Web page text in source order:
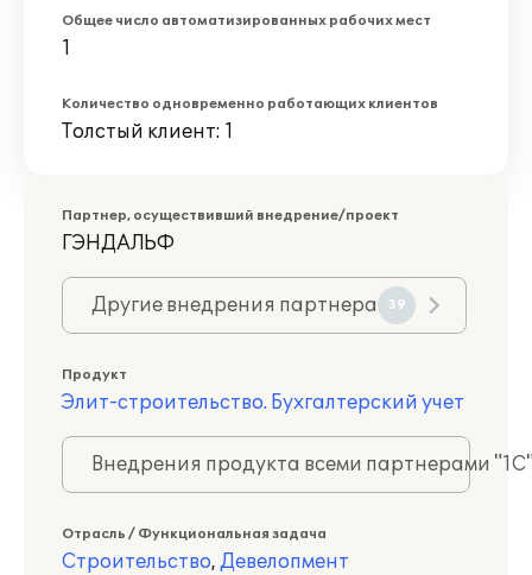
Общее число автоматизированных рабочих мест
1
Количество одновременно работающих клиентов
Толстый клиент: 1
Партнер, осуществивший внедрение/проект
ГЭНДАЛЬФ
Другие внедрения партнера 39
Продукт
Элит-строительство. Бухгалтерский учет
Внедрения продукта всеми партнерами
Отрасль / Функциональная задача
Строительство, Девелопмент